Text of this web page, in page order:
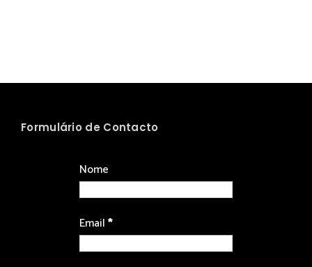
Formulário de Contacto
Nome
Email*